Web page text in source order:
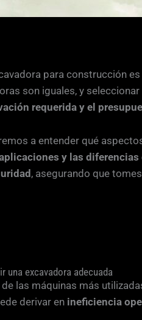
para construcción
son iguales, y
requerida y el
a entender qué
y las
, asegurando que
una excavadora adecuada
de las máquinas más
derivar en ineficiencia